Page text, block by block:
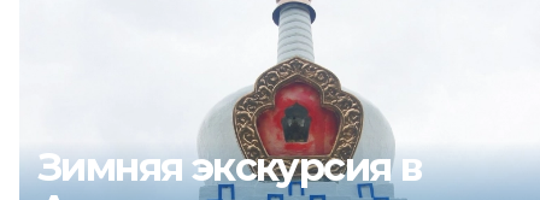
Зимняя экскурсия в